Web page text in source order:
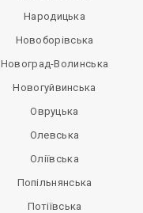
Народицька
Новоборівська
Новоград-Волинська
Новогуйвинська
Овруцька
Олевська
Оліївська
Попільнянська
Потіївська